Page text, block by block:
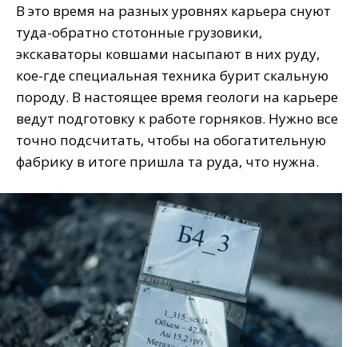
В это время на разных уровнях карьера снуют
туда-обратно стотонные грузовики,
экскаваторы ковшами насыпают в них руду,
кое-где специальная техника бурит скальную
породу. В настоящее время геологи на карьере
ведут подготовку к работе горняков. Нужно все
точно подсчитать, чтобы на обогатительную
фабрику в итоге пришла та руда, что нужна.